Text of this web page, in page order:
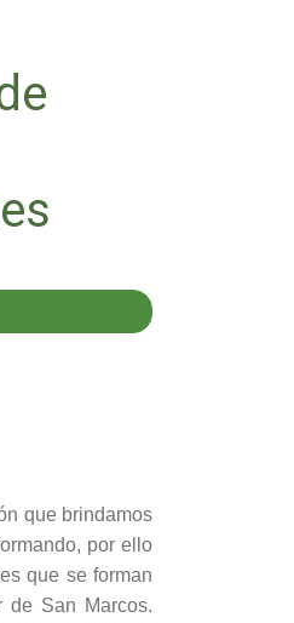
que brindamos
por ello
que se forman
de San Marcos.